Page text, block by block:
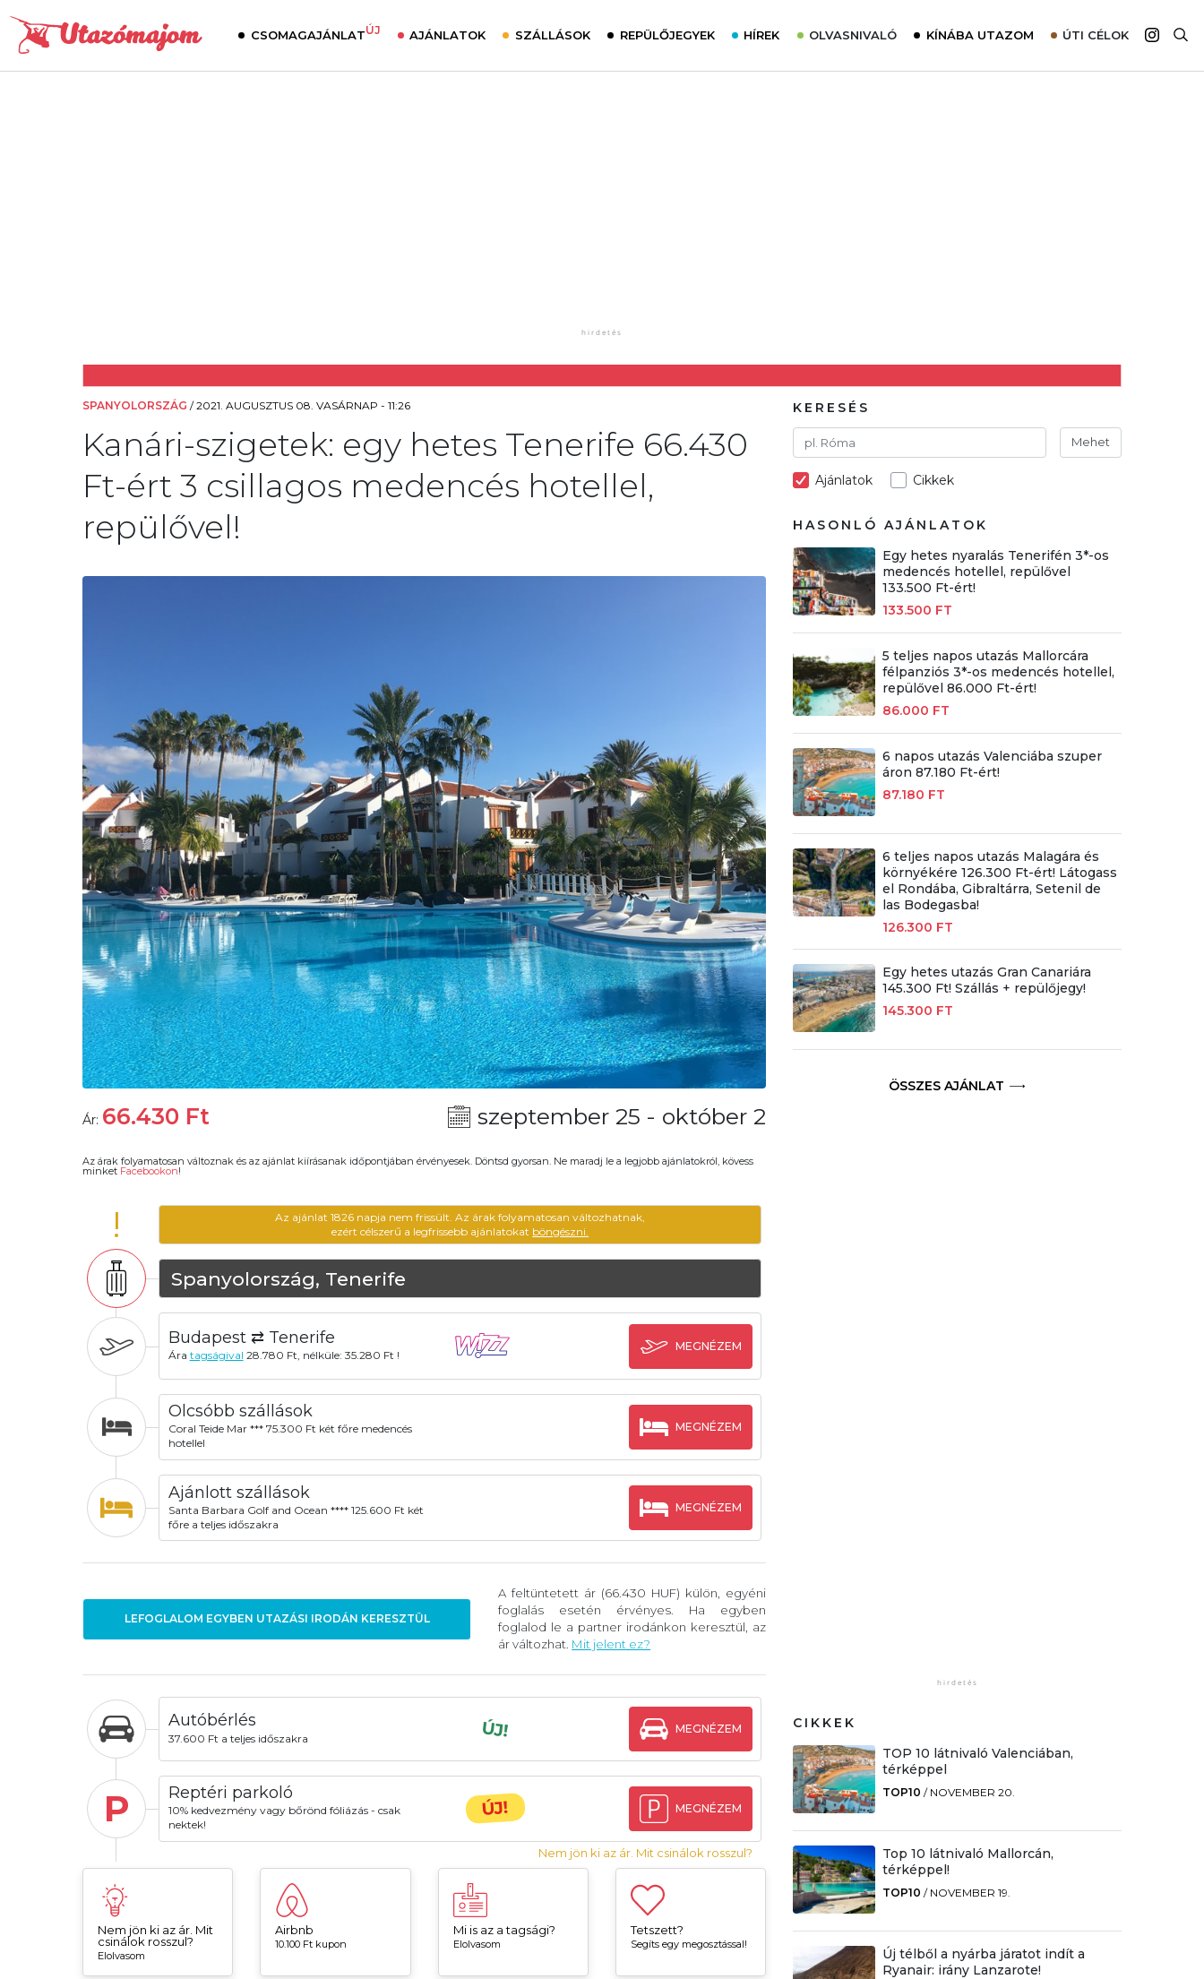
CSOMAGAJÁNLATÚJ AJÁNLATOK SZÁLLÁSOK REPÜLŐJEGYEK HÍREK OLVASNIVALÓ KÍNÁBA UTAZOM ÚTI CÉLOK
SPANYOLORSZÁG /2021. AUGUSZTUS 08. VASÁRNAP - 11:26
Kanári-szigetek: egy hetes Tenerife 66.430
Ft-ért 3 csillagos medencés hotellel,
repülővel!
Ár: 66.430 Ft szeptember 25 - október 2
Az árak folyamatosan változnak és az ajánlat kiírásanak időpontjában érvényesek. Döntsd gyorsan. Ne maradj le a legjobb ajánlatokról, kövess
minket Facebookon!
!
Az ajánlat 1826 napja nem frissült. Az árak folyamatosan változhatnak,
ezért célszerű a legfrissebb ajánlatokat böngészni.
Spanyolország, Tenerife
Budapest ⇄ Tenerife
Ára tagságival 28.780 Ft, nélküle: 35.280 Ft !
MEGNÉZEM
Olcsóbb szállások
Coral Teide Mar *** 75.300 Ft két főre medencés
hotellel
MEGNÉZEM
Ajánlott szállások
Santa Barbara Golf and Ocean **** 125.600 Ft két
főre a teljes időszakra
MEGNÉZEM
LEFOGLALOM EGYBEN UTAZÁSI IRODÁN KERESZTÜL
A feltüntetett ár (66.430 HUF) külön, egyéni
foglalás esetén érvényes. Ha egyben
foglalod le a partner irodánkon keresztül, az
ár változhat. Mit jelent ez?
Autóbérlés
37.600 Ft a teljes időszakra ÚJ! MEGNÉZEM
P Reptéri parkoló
10% kedvezmény vagy bőrönd fóliázás - csak
nektek!
ÚJ! MEGNÉZEM
Nem jön ki az ár. Mit csinálok rosszul?
Nem jön ki az ár. Mit
csinálok rosszul?
Elolvasom
Airbnb
10.100 Ft kupon
Mi is az a tagsági?
Elolvasom
Tetszett?
Segíts egy megosztással!
KERESÉS
Mehet
Ajánlatok Cikkek
HASONLÓ AJÁNLATOK
Egy hetes nyaralás Tenerifén 3*-os
medencés hotellel, repülővel
133.500 Ft-ért!
133.500 FT
5 teljes napos utazás Mallorcára
félpanziós 3*-os medencés hotellel,
repülővel 86.000 Ft-ért!
86.000 FT
6 napos utazás Valenciába szuper
áron 87.180 Ft-ért!
87.180 FT
6 teljes napos utazás Malagára és
környékére 126.300 Ft-ért! Látogass
el Rondába, Gibraltárra, Setenil de
las Bodegasba!
126.300 FT
Egy hetes utazás Gran Canariára
145.300 Ft! Szállás + repülőjegy!
145.300 FT
ÖSSZES AJÁNLAT
CIKKEK
TOP 10 látnivaló Valenciában,
térképpel
TOP10 / NOVEMBER 20.
Top 10 látnivaló Mallorcán,
térképpel!
TOP10 / NOVEMBER 19.
Új télből a nyárba járatot indít a
Ryanair: irány Lanzarote!